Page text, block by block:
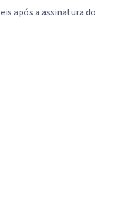
após a assinatura do